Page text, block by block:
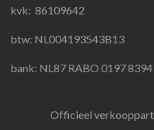
k
a
kvk: 86109642
btw: NL004193543B13
bank: NL87 RABO 0197 8394
Officieel